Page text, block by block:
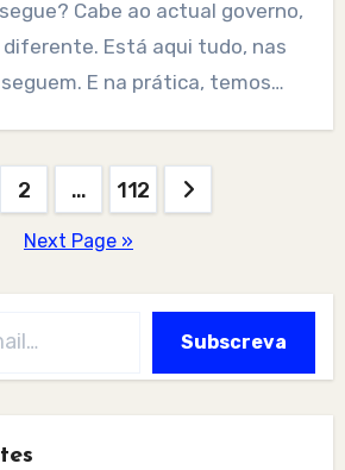
Cabe ao actual governo,
diferente. Está aqui tudo, nas
E na prática, temos…
2 … 112
Next Page »
Subscreva